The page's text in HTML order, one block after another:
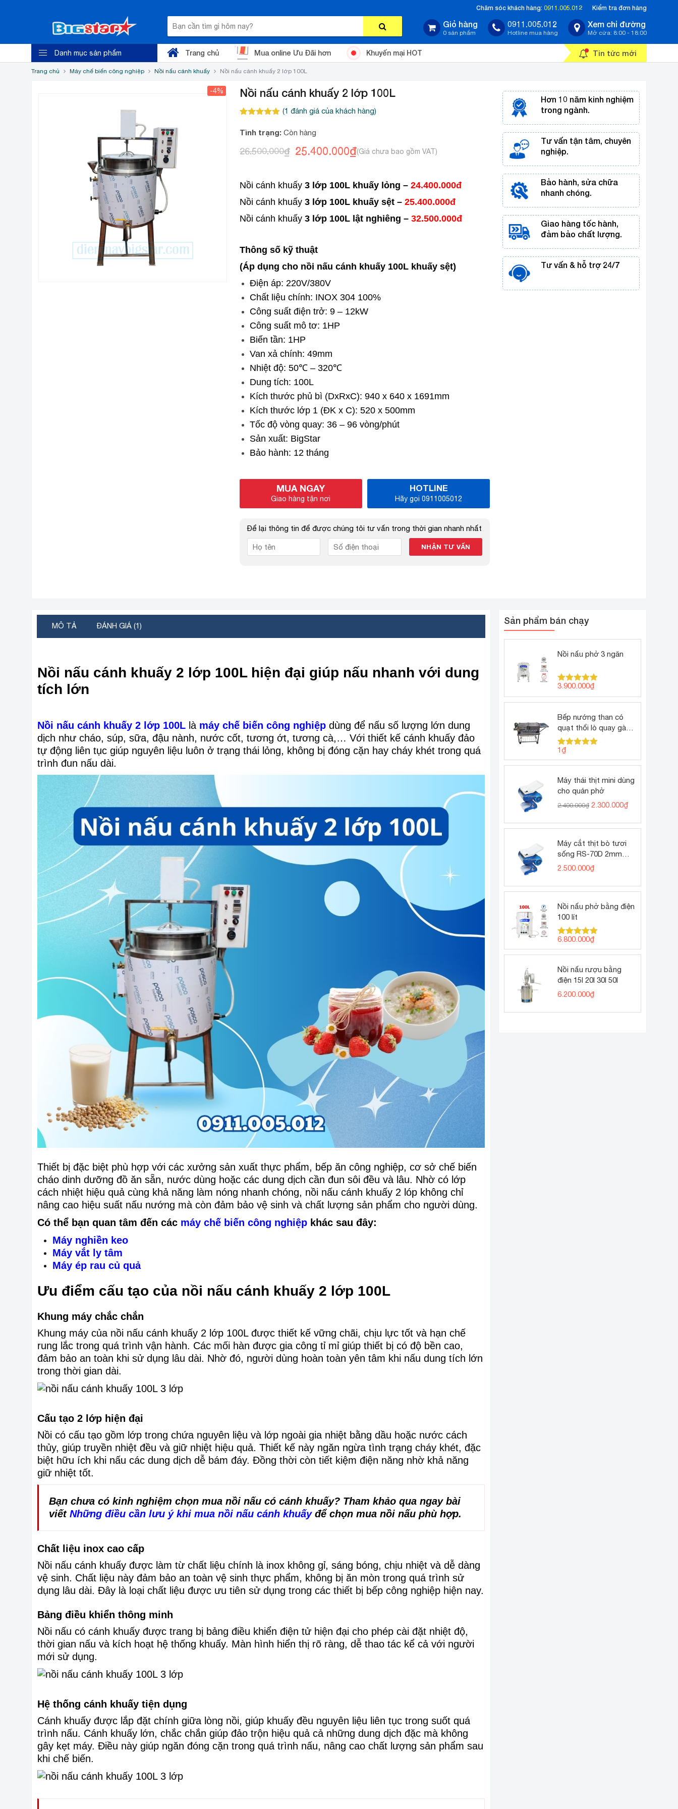
Chăm sóc khách hàng: 0911.005.012 Kiểm tra đơn hàng
Giỏ hàng
0 sản phẩm
0911.005.012
Hotline mua hàng
Xem chỉ đường
Mở cửa: 8:00 - 18:00
Danh mục sản phẩm Trang chủ Mua online Ưu Đãi hơn Khuyến mại HOT Tin tức mới
Trang chủ Máy chế biến công nghiệp Nồi nấu cánh khuấy Nồi nấu cánh khuấy 2 lớp 100L
-4% Nồi nấu cánh khuấy 2 lớp 100L
dựa trên
đánh giá
(1 đánh giá của khách hàng)
Tình trạng: Còn hàng
26.500.000₫
Giá
là:
26.500.000₫.
25.400.000₫
Giá
tại
là:
25.400.000₫.
Nồi cánh khuấy3 lớp 100L khuấy lỏng – 24.400.000đ
Nồi cánh khuấy3 lớp 100L khuấy sệt – 25.400.000đ
Nồi cánh khuấy3 lớp 100L lật nghiêng – 32.500.000đ
Thông số kỹ thuật
(Áp dụng cho nồi nấu cánh khuấy 100L khuấy sệt)
Điện áp: 220V/380V
Chất liệu chính: INOX 304 100%
Công suất điện trở: 9 – 12kW
Công suất mô tơ: 1HP
Biến tần: 1HP
Van xả chính: 49mm
Nhiệt độ: 50℃ – 320℃
Dung tích: 100L
Kích thước phủ bì (DxRxC): 940 x 640 x 1691mm
Kích thước lớp 1 (ĐK x C): 520 x 500mm
Tốc độ vòng quay: 36 – 96 vòng/phút
Sản xuất: BigStar
Bảo hành: 12 tháng
MUA NGAY
Giao hàng tận nơi
HOTLINE
Hãy gọi 0911005012
Để lại thông tin để được chúng tôi tư vấn trong thời gian nhanh nhất
Hơn 10 năm kinh nghiệm
trong ngành.
Tư vấn tận tâm, chuyên
nghiệp.
Bảo hành, sửa chữa
nhanh chóng.
Giao hàng tốc hành,
đảm bảo chất lượng.
Tư vấn & hỗ trợ 24/7
MÔ TẢ ĐÁNH GIÁ (1)
Nồi nấu cánh khuấy 2 lớp 100L hiện đại giúp nấu nhanh với dung
tích lớn
Nồi nấu cánh khuấy 2 lớp 100L là máy chế biến công nghiệp dùng để nấu số lượng lớn dung
dịch như cháo, súp, sữa, đậu nành, nước cốt, tương ớt, tương cà,… Với thiết kế cánh khuấy đảo
tự động liên tục giúp nguyên liệu luôn ở trạng thái lỏng, không bị đóng cặn hay cháy khét trong quá
trình đun nấu dài.
Thiết bị đặc biệt phù hợp với các xưởng sản xuất thực phẩm, bếp ăn công nghiệp, cơ sở chế biến
cháo dinh dưỡng đồ ăn sẵn, nước dùng hoặc các dung dịch cần đun sôi đều và lâu. Nhờ có lớp
cách nhiệt hiệu quả cùng khả năng làm nóng nhanh chóng, nồi nấu cánh khuấy 2 lóp không chỉ
nâng cao hiệu suất nấu nướng mà còn đảm bảo vệ sinh và chất lượng sản phẩm cho người dùng.
Có thể bạn quan tâm đến các máy chế biến công nghiệp khác sau đây:
Máy nghiền keo
Máy vắt ly tâm
Máy ép rau củ quả
Ưu điểm cấu tạo của nồi nấu cánh khuấy 2 lớp 100L
Khung máy chắc chắn
Khung máy của nồi nấu cánh khuấy 2 lớp 100L được thiết kế vững chãi, chịu lực tốt và hạn chế
rung lắc trong quá trình vận hành. Các mối hàn được gia công tỉ mỉ giúp thiết bị có độ bền cao,
đảm bảo an toàn khi sử dụng lâu dài. Nhờ đó, người dùng hoàn toàn yên tâm khi nấu dung tích lớn
trong thời gian dài.
Cấu tạo 2 lớp hiện đại
Nồi có cấu tạo gồm lớp trong chứa nguyên liệu và lớp ngoài gia nhiệt bằng dầu hoặc nước cách
thủy, giúp truyền nhiệt đều và giữ nhiệt hiệu quả. Thiết kế này ngăn ngừa tình trạng cháy khét, đặc
biệt hữu ích khi nấu các dung dịch dễ bám đáy. Đồng thời còn tiết kiệm điện năng nhờ khả năng
giữ nhiệt tốt.
Bạn chưa có kinh nghiệm chọn mua nồi nấu có cánh khuấy? Tham khảo qua ngay bài
viết Những điều cần lưu ý khi mua nồi nấu cánh khuấyđể chọn mua nồi nấu phù hợp.
Chất liệu inox cao cấp
Nồi nấu cánh khuấy được làm từ chất liệu chính là inox không gỉ, sáng bóng, chịu nhiệt và dễ dàng
vệ sinh. Chất liệu này đảm bảo an toàn vệ sinh thực phẩm, không bị ăn mòn trong quá trình sử
dụng lâu dài. Đây là loại chất liệu được ưu tiên sử dụng trong các thiết bị bếp công nghiệp hiện nay.
Bảng điều khiển thông minh
Nồi nấu có cánh khuấy được trang bị bảng điều khiển điện tử hiện đại cho phép cài đặt nhiệt độ,
thời gian nấu và kích hoạt hệ thống khuấy. Màn hình hiển thị rõ ràng, dễ thao tác kể cả với người
mới sử dụng.
Hệ thống cánh khuấy tiện dụng
Cánh khuấy được lắp đặt chính giữa lòng nồi, giúp khuấy đều nguyên liệu liên tục trong suốt quá
trình nấu. Cánh khuấy lớn, chắc chắn giúp đảo trộn hiệu quả cả những dung dịch đặc mà không
gây kẹt máy. Điều này giúp ngăn đóng cặn trong quá trình nấu, nâng cao chất lượng sản phẩm sau
khi chế biến.
Sản phẩm bán chạy
Nồi nấu phở 3 ngăn
Được xếp
hạng5.00
5 sao
3.900.000₫
Bếp nướng than có
quạt thổi lò quay gà
vịt
Được xếp
hạng5.00
5 sao
1₫
Máy thái thịt mini dùng
cho quán phở
2.400.000₫ Giá
là:
2.300.000₫Giá
tại
Máy cắt thịt bò tươi
sống RS-70D 2mm
(thịt bò tái phở)
2.500.000₫
Nồi nấu phở bằng điện
100 lít
Được xếp
hạng5.00
5 sao
6.800.000₫
Nồi nấu rượu bằng
điện 15l 20l 30l 50l
6.200.000₫